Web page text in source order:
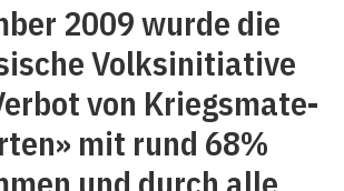
2009 wurde die
Volksinitiative
von Kriegsmate­
mit rund 68%